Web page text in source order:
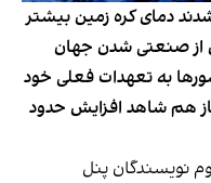
دمای کره زمین بیشتر
از صنعتی شدن جهان
به تعهدات فعلی خود
هم شاهد افزایش حدود
نویسندگان پنل